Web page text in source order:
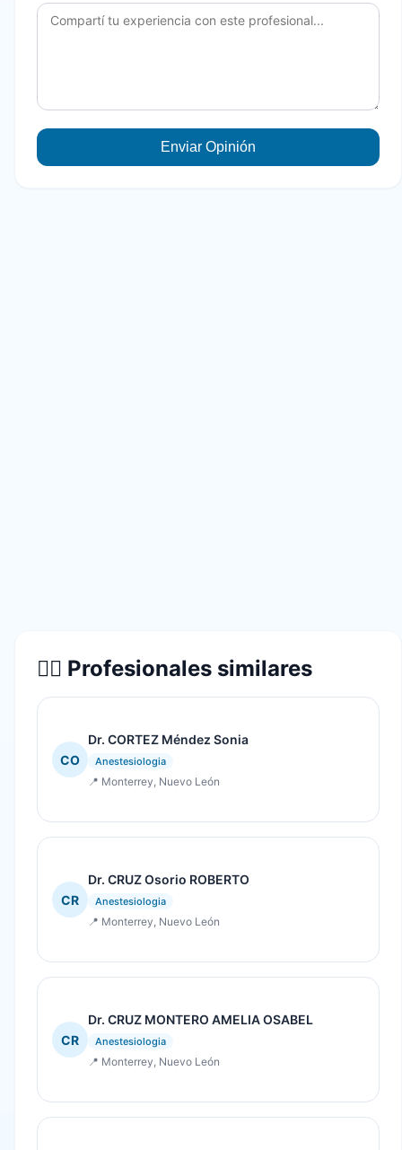
Enviar Opinión
👨‍⚕️ Profesionales similares
CO
Dr. CORTEZ Méndez Sonia
Anestesiologia
📍 Monterrey, Nuevo León
CR
Dr. CRUZ Osorio ROBERTO
Anestesiologia
📍 Monterrey, Nuevo León
CR
Dr. CRUZ MONTERO AMELIA OSABEL
Anestesiologia
📍 Monterrey, Nuevo León